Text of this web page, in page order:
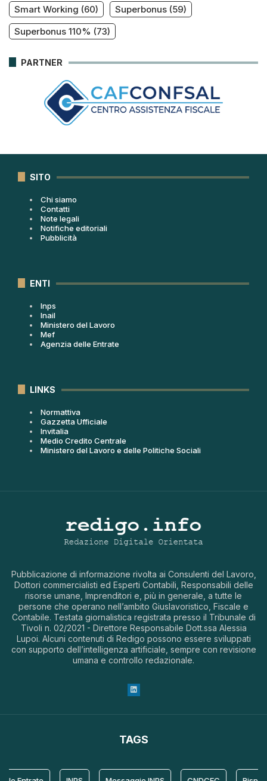
Smart Working (60) Superbonus (59)
Superbonus 110% (73)
PARTNER
SITO
Chi siamo
Contatti
Note legali
Notifiche editoriali
Pubblicità
ENTI
Inps
Inail
Ministero del Lavoro
Mef
Agenzia delle Entrate
LINKS
Normattiva
Gazzetta Ufficiale
Invitalia
Medio Credito Centrale
Ministero del Lavoro e delle Politiche Sociali
Pubblicazione di informazione rivolta ai Consulenti del Lavoro,
Dottori commercialisti ed Esperti Contabili, Responsabili delle
risorse umane, Imprenditori e, più in generale, a tutte le
persone che operano nell’ambito Giuslavoristico, Fiscale e
Contabile. Testata giornalistica registrata presso il Tribunale di
Tivoli n. 02/2021 - Direttore Responsabile Dott.ssa Alessia
Lupoi. Alcuni contenuti di Redigo possono essere sviluppati
con supporto dell’intelligenza artificiale, sempre con revisione
umana e controllo redazionale.
TAGS